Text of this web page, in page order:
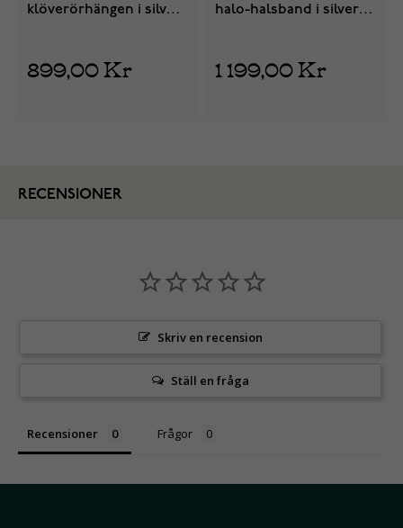
klöverörhängen i silver
899,00 Kr
halo-halsband i silver
1 199,00 Kr
RECENSIONER
Skriv en recension
Ställ en fråga
Recensioner Frågor